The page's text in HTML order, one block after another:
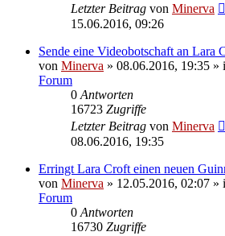
Letzter Beitrag von Minerva
15.06.2016, 09:26
Sende eine Videobotschaft an Lara
von Minerva » 08.06.2016, 19:35 »
Forum
0 Antworten
16723 Zugriffe
Letzter Beitrag von Minerva
08.06.2016, 19:35
Erringt Lara Croft einen neuen
von Minerva » 12.05.2016, 02:07 »
Forum
0 Antworten
16730 Zugriffe